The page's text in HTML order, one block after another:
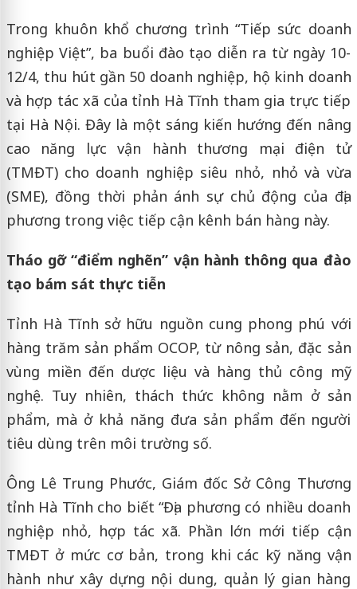
Trong khuôn khổ chương trình “Tiếp sức doanh
nghiệp Việt”, ba buổi đào tạo diễn ra từ ngày 10-
12/4, thu hút gần 50 doanh nghiệp, hộ kinh doanh
và hợp tác xã của tỉnh Hà Tĩnh tham gia trực tiếp
tại Hà Nội. Đây là một sáng kiến hướng đến nâng
cao năng lực vận hành thương mại điện tử
(TMĐT) cho doanh nghiệp siêu nhỏ, nhỏ và vừa
(SME), đồng thời phản ánh sự chủ động của địa
phương trong việc tiếp cận kênh bán hàng này.
Tháo gỡ “điểm nghẽn” vận hành thông qua đào
tạo bám sát thực tiễn
Tỉnh Hà Tĩnh sở hữu nguồn cung phong phú với
hàng trăm sản phẩm OCOP, từ nông sản, đặc sản
vùng miền đến dược liệu và hàng thủ công mỹ
nghệ. Tuy nhiên, thách thức không nằm ở sản
phẩm, mà ở khả năng đưa sản phẩm đến người
tiêu dùng trên môi trường số.
Ông Lê Trung Phước, Giám đốc Sở Công Thương
tỉnh Hà Tĩnh cho biết “Địa phương có nhiều doanh
nghiệp nhỏ, hợp tác xã. Phần lớn mới tiếp cận
TMĐT ở mức cơ bản, trong khi các kỹ năng vận
hành như xây dựng nội dung, quản lý gian hàng